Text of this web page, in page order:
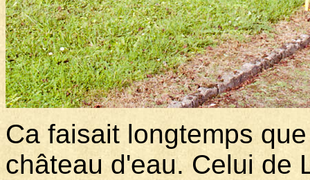
Ca faisait longtemps
château d'eau. Celui de